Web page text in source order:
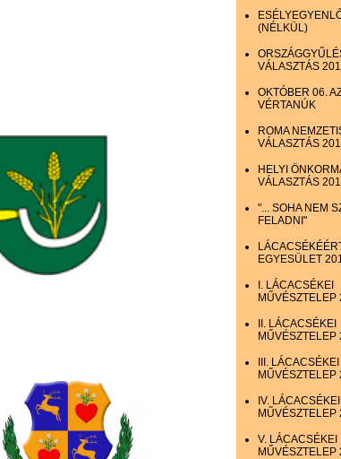
(NÉLKÜL)
VÁLASZTÁS
OKTÓBER 06.
VÉRTANÚK
ROMA
VÁLASZTÁS
HELYI
VÁLASZTÁS
"... SOHA NEM
FELADNI"
EGYESÜLET
I. LÁCACSÉKEI
MŰVÉSZTELEP
II. LÁCACSÉKEI
MŰVÉSZTELEP
III. LÁCACSÉKEI
MŰVÉSZTELEP
IV. LÁCACSÉKEI
MŰVÉSZTELEP
V. LÁCACSÉKEI
MŰVÉSZTELEP